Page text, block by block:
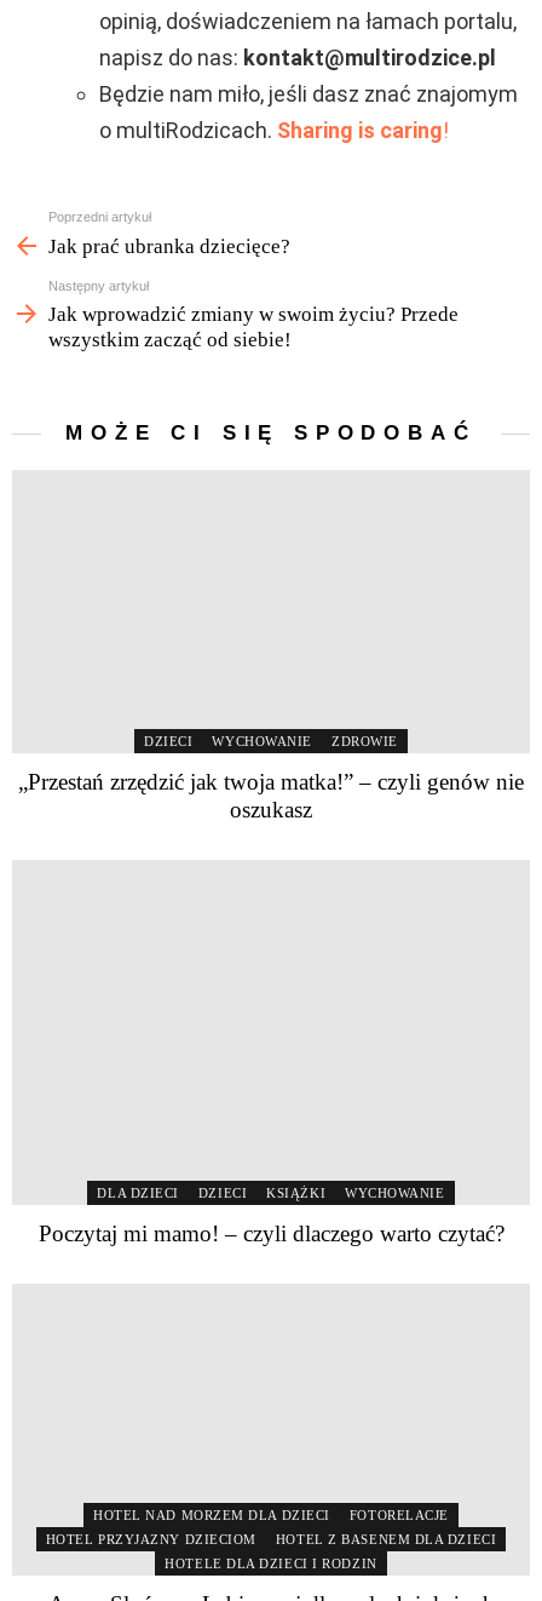
opinią, doświadczeniem na łamach portalu,
napisz do nas: kontakt@multirodzice.pl
Będzie nam miło, jeśli dasz znać znajomym
o multiRodzicach. Sharing is caring!
Zobacz
więcej
Poprzedni artykuł
Jak prać ubranka dziecięce?
Następny artykuł
Jak wprowadzić zmiany w swoim życiu? Przede
wszystkim zacząć od siebie!
MOŻE CI SIĘ SPODOBAĆ
DZIECI WYCHOWANIE ZDROWIE
„Przestań zrzędzić jak twoja matka!” – czyli genów nie
oszukasz
DLA DZIECI DZIECI KSIĄŻKI WYCHOWANIE
Poczytaj mi mamo! – czyli dlaczego warto czytać?
HOTEL NAD MORZEM DLA DZIECI
FOTORELACJE
HOTEL PRZYJAZNY DZIECIOM
HOTEL Z BASENEM DLA DZIECI
HOTELE DLA DZIECI I RODZIN